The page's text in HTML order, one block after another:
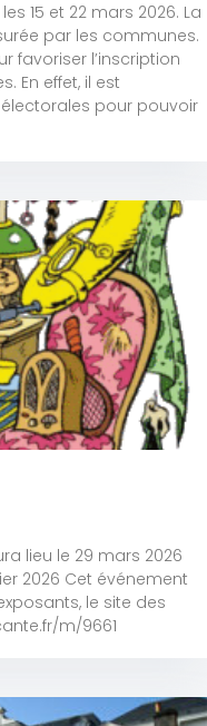
15 et 22 mars 2026. La
par les communes.
favoriser l’inscription
En effet, il est
pour pouvoir
lieu le 29 mars 2026
2026 Cet événement
le site des
m/9661